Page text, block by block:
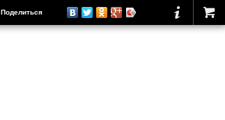
Поделиться